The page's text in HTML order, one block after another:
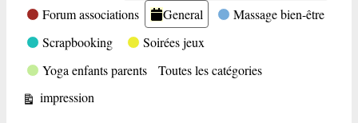
Forum associations
General
Massage bien-être
Scrapbooking
Soirées jeux
Yoga enfants parents
Toutes les catégories
Vue
impression